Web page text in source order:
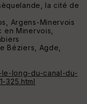
la cité de
Argens-Minervois
Minervois,
Béziers, Agde,
long-du-canal-du-
325.html